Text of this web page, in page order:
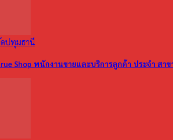
ดปทุมธานี
Shop พนักงานขายและบริการลูกค้า ประจำ สา